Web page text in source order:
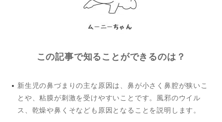
この記事で知ることができるのは？
新生児の鼻づまりの主な原因は、鼻が小さく鼻腔が狭いこ
とや、粘膜が刺激を受けやすいことです。風邪のウイル
ス、乾燥や鼻くそなども原因となることを説明します。